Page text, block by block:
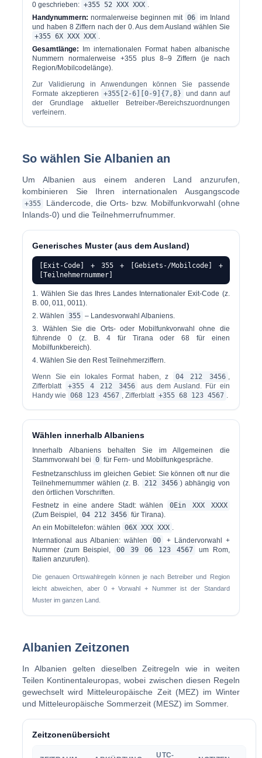
0 geschrieben: +355 52 XXX XXX .
Handynummern: normalerweise beginnen mit 06 im Inland
und haben 8 Ziffern nach der 0. Aus dem Ausland wählen Sie
+355 6X XXX XXX .
Gesamtlänge: Im internationalen Format haben albanische
Nummern normalerweise +355 plus 8–9 Ziffern (je nach
Region/Mobilcodelänge).
Zur Validierung in Anwendungen können Sie passende
Formate akzeptieren
+355[2-6][0-9]{7,8}
und dann auf
der Grundlage aktueller Betreiber-/Bereichszuordnungen
verfeinern.
So wählen Sie Albanien an
Um Albanien aus einem anderen Land anzurufen,
kombinieren Sie Ihren internationalen Ausgangscode
+355
Ländercode, die Orts- bzw. Mobilfunkvorwahl (ohne
Inlands-0) und die Teilnehmerrufnummer.
Generisches Muster (aus dem Ausland)
[Exit-Code] + 355 + [Gebiets-/Mobilcode] +
[Teilnehmernummer]
Wählen Sie das Ihres Landes Internationaler Exit-Code (z.
B. 00, 011, 0011).
Wählen 355 – Landesvorwahl Albaniens.
Wählen Sie die Orts- oder Mobilfunkvorwahl
ohne die
führende 0 (z. B. 4 für Tirana oder 68 für einen
Mobilfunkbereich).
Wählen Sie den RestTeilnehmerziffern.
Wenn Sie ein lokales Format haben, z
04 212 3456 ,
Zifferblatt
+355 4 212 3456
aus dem Ausland. Für ein
Handy wie 068 123 4567 , Zifferblatt +355 68 123 4567 .
Wählen innerhalb Albaniens
Innerhalb Albaniens behalten Sie im Allgemeinen die
Stammvorwahl bei 0 für Fern- und Mobilfunkgespräche.
Festnetzanschluss im gleichen Gebiet:Sie können oft nur die
Teilnehmernummer wählen (z. B.
212 3456 ) abhängig von
den örtlichen Vorschriften.
Festnetz in eine andere Stadt:wählen
0Ein XXX XXXX
(Zum Beispiel, 04 212 3456 für Tirana).
An ein Mobiltelefon: wählen 06X XXX XXX .
International aus Albanien:wählen 00
+ Ländervorwahl +
Nummer (zum Beispiel,
00 39 06 123 4567
um Rom,
Italien anzurufen).
Die genauen Ortswahlregeln können je nach Betreiber und Region
leicht abweichen, aber 0 + Vorwahl + Nummer ist der Standard
Muster im ganzen Land.
Albanien Zeitzonen
In Albanien gelten dieselben Zeitregeln wie in weiten
Teilen Kontinentaleuropas, wobei zwischen diesen Regeln
gewechselt wird Mitteleuropäische Zeit (MEZ) im Winter
und Mitteleuropäische Sommerzeit (MESZ) im Sommer.
Zeitzonenübersicht
UTC-